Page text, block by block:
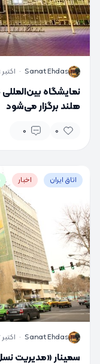
S
Sanat Ehdas
· اکتبر 29, 2024
هلند برگزار می‌شود
0
0
اتاق ایران اخبار
S
Sanat Ehdas
· اکتبر 16, 2024